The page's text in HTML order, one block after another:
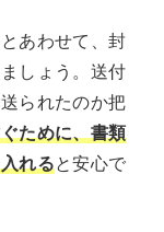
あわせて、封
しょう。送付
られたのか把
ために、書類
れると安心で